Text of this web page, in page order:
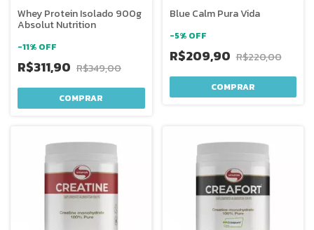
Whey Protein Isolado 900g
Absolut Nutrition
-11% OFF
R$311,90 R$349,00
COMPRAR
Blue Calm Pura Vida
-5% OFF
R$209,90 R$220,00
COMPRAR